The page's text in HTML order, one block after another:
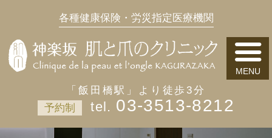
各種健康保険・労災指定医療機関
「飯田橋駅」より徒歩3分
予約制
03-3513-8212